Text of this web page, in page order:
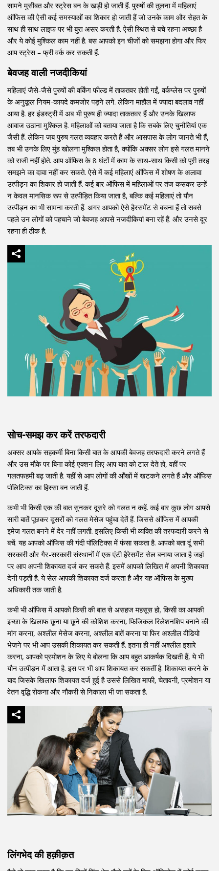
सामने मुसीबत और स्ट्रेस बन के खड़ी हो जाती हैं. पुरुषों की तुलना में महिलाएं
ऑफिस की ऐसी कई समस्याओं का शिकार हो जाती हैं जो उनके काम और सेहत के
साथ ही साथ लाइफ पर भी बुरा असर करती है. ऐसी स्थित से बचे रहना अच्छा है
और ये कोई मुश्किल काम नहीं है. बस आपको इन चीजों को समझना होगा और फिर
आप स्ट्रेस – फ्री वर्क कर सकती हैं.
बेवजह वाली नजदीकियां
महिलाएं जैसे-जैसे पुरुषों की वर्किंग फील्ड में ताकतवर होती गईं, वर्कप्लेस पर पुरुषों
के अनुकूल नियम-कायदे कमजोर पड़ने लगे. लेकिन माहौल में ज्यादा बदलाव नहीं
आया है. हर इंडस्ट्री में अब भी पुरुष ही ज्यादा ताकतवर हैं और उनके खिलाफ
आवाज उठाना मुश्किल है. महिलाओं को बताया जाता है कि सबके लिए चुनौतियां एक
जैसी हैं. लेकिन जब पुरुष गलत व्यवहार करते हैं और आसपास के लोग जानते भी हैं,
तब भी उनके लिए मुंह खोलना मुश्किल होता है, क्योंकि अक्सर लोग इसे गलत मानने
को राजी नहीं होते. आप ऑफिस के 8 घंटों में काम के साथ-साथ किसी को पूरी तरह
समझने का दावा नहीं कर सकते. ऐसे में कई महिलाएं ऑफिस में शोषण के अलावा
उत्पीड़न का शिकार हो जाती हैं. कई बार ऑफिस में महिलाओं पर तंज कसकर उन्हें
न केवल मानसिक रूप से उत्पीड़ित किया जाता है, बल्कि कई महिलाएं तो यौन
उत्पीड़न का भी सामना करती हैं. अगर आपको ऐसे हैरसमेंट से बचना हैं तो सबसे
पहले उन लोगों को पहचाने जो बेवजह आपसे नजदीकियां बना रहें हैं. और उनसे दूर
रहना ही ठीक है.
सोच-समझ कर करें तरफदारी
अक्सर आपके सहकर्मी बिना किसी बात के आपकी बेवजह तरफदारी करने लगते हैं
और उस मौके पर बिना कोई एक्शन लिए आप बात को टाल देते हो, वहीं पर
गलतफहमी बढ़ जाती है. यहीं से आप लोगों की आँखों में खटकने लगते हैं और ऑफिस
पॉलिटिक्स का हिस्सा बन जाती हैं.
कभी भी किसी एक की बात सुनकर दूसरे को गलत न कहें. कई बार कुछ लोग आपसे
सारी बातें पूछकर दूसरों को गलत मेसेज पहुंचा देतें हैं. जिससे ऑफिस में आपकी
इमेज गलत बनने में देर नहीं लगती. इसलिए किसी भी व्यक्ति की तरफदारी करने से
बचें. यह आपको ऑफिस की गंदी पॉलिटिक्स में फंसा सकता है. आपको बता दूं सभी
सरकारी और गैर-सरकारी संस्थानों में एक एंटी हैरेसमेंट सेल बनाया जाता है जहां
पर आप अपनी शिकायत दर्ज कर सकते हैं. इसमें आपको लिखित में अपनी शिकायत
देनी पड़ती है. ये सेल आपकी शिकायत दर्ज करता है और यह ऑफिस के मुख्य
अधिकारी तक जाती है.
कभी भी ऑफिस में आपको किसी की बात से असहज महसूस हो, किसी का आपकी
इच्छा के खिलाफ छूना या छूने की कोशिश करना, फिजिकल रिलेशनशिप बनाने की
मांग करना, अश्लील मेसेज करना, अश्लील बातें करना या फिर अश्लील वीडियो
भेजने पर भी आप उसकी शिकायत कर सकती हैं. इतना ही नहीं अश्लील इशारे
करना, आपको प्रमोशन के लिए ये बोलना कि आप बहुत आकर्षक दिखती हैं, ये भी
यौन उत्पीड़न में आता है. इस पर भी आप शिकायत कर सकतीं है. शिकायत करने के
बाद जिसके खिलाफ शिकायत दर्ज हुई है उससे लिखित माफी, चेतावनी, प्रमोशन या
वेतन वृद्धि रोकना और नौकरी से निकाला भी जा सकता है.
लिंगभेद की हक़ीक़त